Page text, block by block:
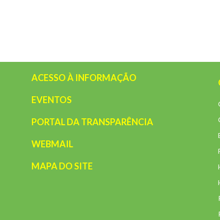
ACESSO À INFORMAÇÃO
EVENTOS
PORTAL DA TRANSPARÊNCIA
WEBMAIL
MAPA DO SITE